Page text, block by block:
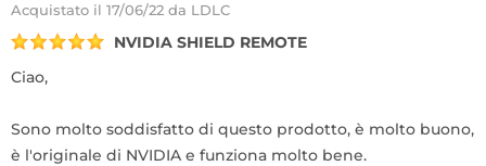
Acquistato il 17/06/22 da LDLC
NVIDIA SHIELD REMOTE
Ciao,
Sono molto soddisfatto di questo prodotto, è molto buono,
è l'originale di NVIDIA e funziona molto bene.